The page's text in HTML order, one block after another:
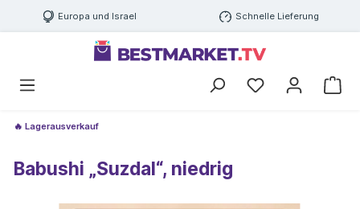
Europa und Israel Schnelle Lieferung
🔥 Lagerausverkauf
Babushi „Suzdal“, niedrig